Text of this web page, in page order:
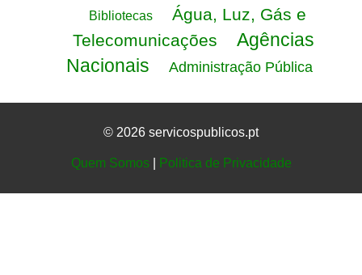
Bibliotecas
Água, Luz, Gás e
Telecomunicações
Agências
Nacionais
Administração Pública
© 2026 servicospublicos.pt
Quem Somos| Politica de Privacidade